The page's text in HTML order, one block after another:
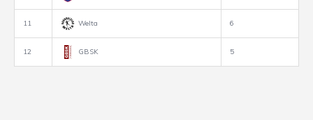
11 Welta 6
12 GBSK 5